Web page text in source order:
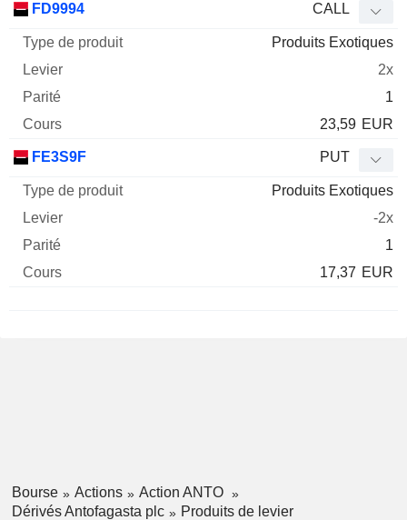
FD9994 CALL
Produits Exotiques
2x
1
23,59 EUR
FE3S9F PUT
Produits Exotiques
-2x
1
17,37 EUR
Bourse Actions
Action ANTO
Dérivés Antofagasta plc
Produits de levier